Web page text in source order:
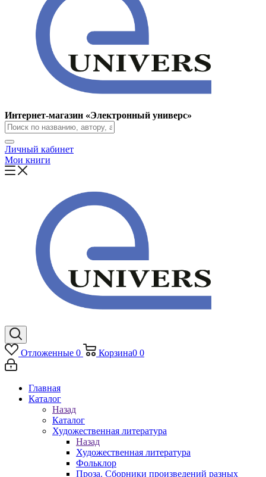
Интернет-магазин «Электронный универс»
Личный кабинет
Мои книги
Отложенные 0 Корзина0 0
Главная
Каталог
Назад
Каталог
Художественная литература
Назад
Художественная литература
Фольклор
Проза. Сборники произведений разных